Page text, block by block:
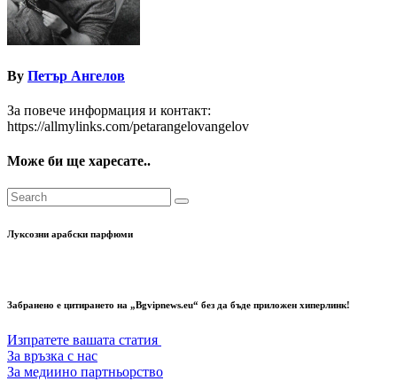
By Петър Ангелов
За повече информация и контакт:
https://allmylinks.com/petarangelovangelov
Може би ще харесате..
Луксозни арабски парфюми
Забранено е цитирането на „Bgvipnews.eu“ без да бъде приложен хиперлинк!
Изпратете вашата статия
За връзка с нас
За медиино партньорство